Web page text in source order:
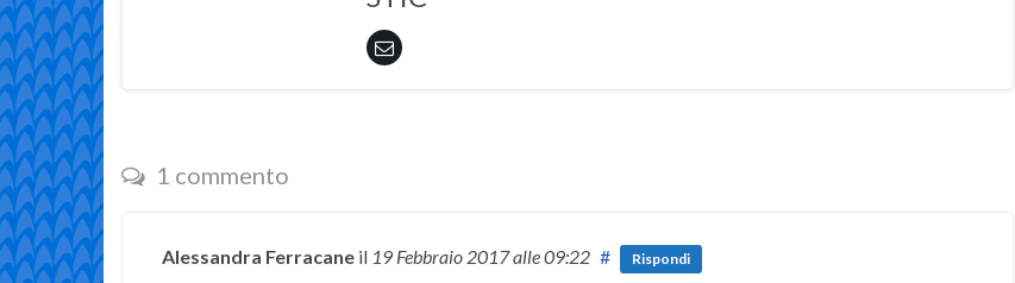
1 commento
Alessandra Ferracane il 19 Febbraio 2017alle 09:22 # Rispondi